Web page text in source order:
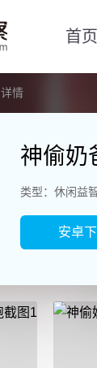
首页
详情
神偷奶
类型：休闲益
安卓